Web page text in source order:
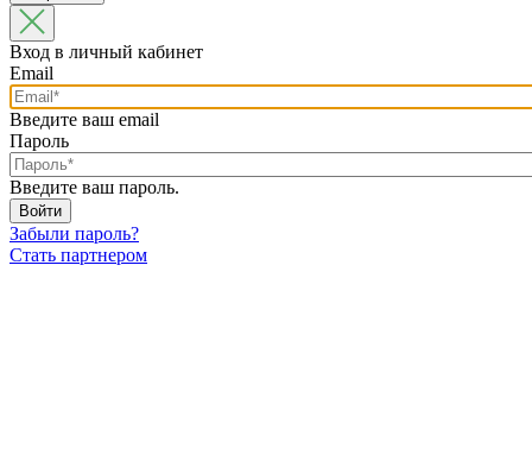
Вход в личный кабинет
Email
Введите ваш email
Пароль
Введите ваш пароль.
Забыли пароль?
Стать партнером